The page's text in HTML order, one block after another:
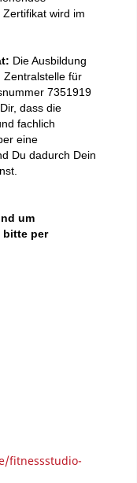
Zertifikat wird im
Die Ausbildung
Zentralstelle für
7351919
dass die
fachlich
eine
Du dadurch Dein
um
bitte per
fitnessstudio-